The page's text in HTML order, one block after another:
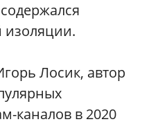
изоляции.
Лосик, автор
каналов в 2020